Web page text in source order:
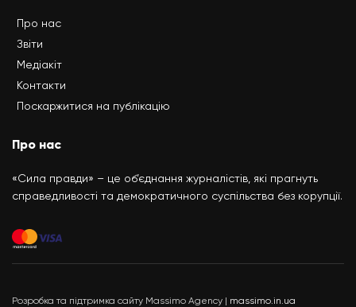
Про нас
Звіти
Медіакіт
Контакти
Поскаржитися на публікацію
Про нас
«Сила правди» – це об’єднання журналістів, які прагнуть
справедливості та демократичного суспільства без корупції.
Розробка та підтримка сайту Massimo Agency | massimo.in.ua